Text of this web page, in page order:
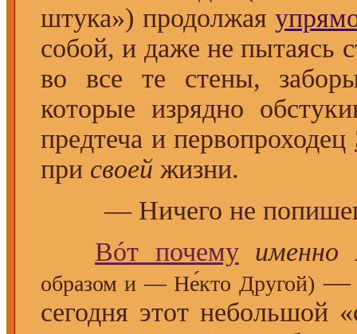
штука») продолжая
собой, и даже не пытаясь
во все те стены,
которые изрядно
предтеча и первопроходец
при своей жизни.
— Ничего не
Вóт почему именно
образом и — Не́кто Другой) —
сегодня этот небольшой